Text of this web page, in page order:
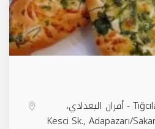
Tığcılar, EL-BAĞDADI FIRIN - أفران البغدادي،
Kesci Sk., Adapazarı/